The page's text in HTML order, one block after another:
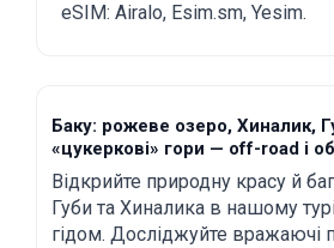
eSIM: Airalo, Esim.sm, Yesim.
Баку: рожеве озеро, Хиналик,
«цукеркові» гори — off-road і
Відкрийте природну красу й
Губи та Хиналика в нашому
гідом. Досліджуйте вражаючі